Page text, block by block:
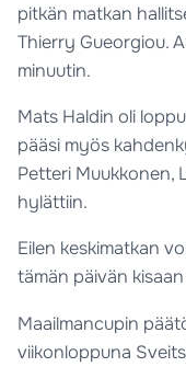
pitkän matkan
Thierry Gueorgiou.
minuutin.
Mats Haldin oli
pääsi myös
Petteri Muukkonen,
hylättiin.
Eilen keskimatkan
tämän päivän
Maailmancupin
viikonloppuna